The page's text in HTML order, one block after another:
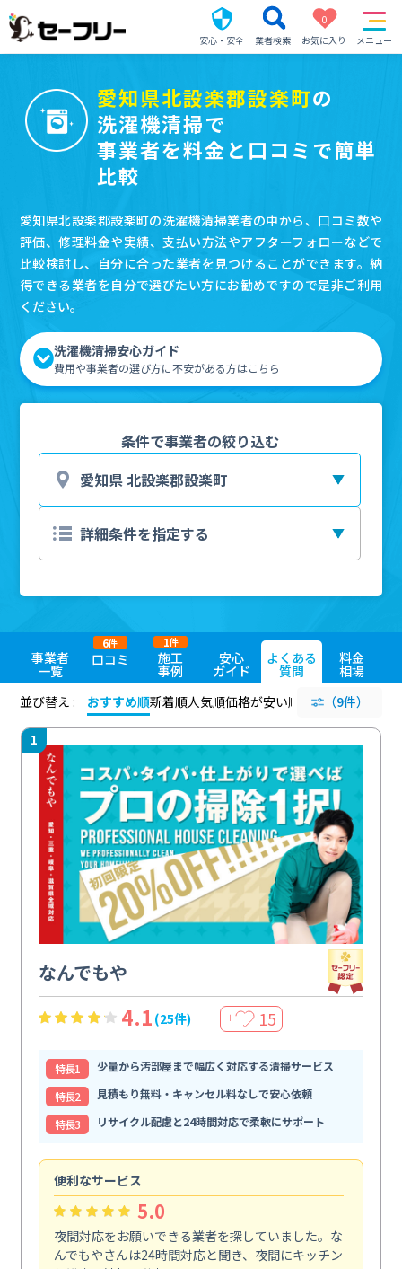
安心・安全 業者検索
0
お気に入り
メニュー
愛知県北設楽郡設楽町の
洗濯機清掃で
事業者を料金と口コミで簡単
比較
愛知県北設楽郡設楽町の洗濯機清掃業者の中から、口コミ数や
評価、修理料金や実績、支払い方法やアフターフォローなどで
比較検討し、自分に合った業者を見つけることができます。納
得できる業者を自分で選びたい方にお勧めですので是非ご利用
ください。
洗濯機清掃安心ガイド
費用や事業者の選び方に不安がある方はこちら
条件で事業者の絞り込む
事業者
一覧
口コミ
6件
施工
事例
1件
安心
ガイド
よくある
質問
料金
相場
並び替え :
おすすめ順新着順人気順価格が安い順 評価が高い順
（9件）
1
なんでもや
4.1 (25件) ＋ 15
特⻑1
少量から汚部屋まで幅広く対応する清掃サービス
特⻑2
見積もり無料・キャンセル料なしで安心依頼
特⻑3
リサイクル配慮と24時間対応で柔軟にサポート
便利なサービス
5.0
夜間対応をお願いできる業者を探していました。な
んでもやさんは24時間対応と聞き、夜間にキッチン